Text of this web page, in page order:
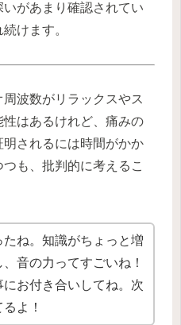
があまり確認されてい
けます。
波数がリラックスやス
性はあるけれど、痛みの
されるには時間がかか
も、批判的に考えるこ
ね。知識がちょっと増
音の力ってすごいね！
にお付き合いしてね。次
よ！